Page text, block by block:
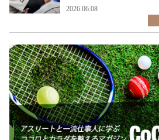
2026.06.08